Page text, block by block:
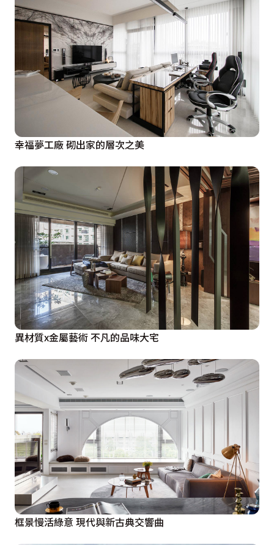
幸福夢工廠 砌出家的層次之美
異材質x金屬藝術 不凡的品味大宅
框景慢活綠意 現代與新古典交響曲